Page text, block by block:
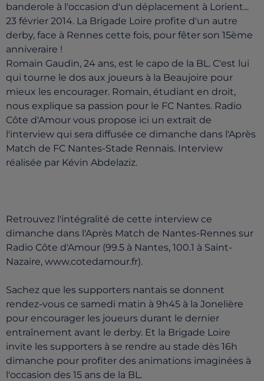
banderole à l'occasion d'un déplacement à Lorient...
23 février 2014. La Brigade Loire profite d'un autre
derby, face à Rennes cette fois, pour fêter son 15ème
anniveraire !
Romain Gaudin, 24 ans, est le capo de la BL. C'est lui
qui tourne le dos aux joueurs à la Beaujoire pour
mieux les encourager. Romain, étudiant en droit,
nous explique sa passion pour le FC Nantes. Radio
Côte d'Amour vous propose ici un extrait de
l'interview qui sera diffusée ce dimanche dans l'Après
Match de FC Nantes-Stade Rennais. Interview
réalisée par Kévin Abdelaziz.
Retrouvez l'intégralité de cette interview ce
dimanche dans l'Après Match de Nantes-Rennes sur
Radio Côte d'Amour (99.5 à Nantes, 100.1 à Saint-
Nazaire, www.cotedamour.fr).
Sachez que les supporters nantais se donnent
rendez-vous ce samedi matin à 9h45 à la Jonelière
pour encourager les joueurs durant le dernier
entraînement avant le derby. Et la Brigade Loire
invite les supporters à se rendre au stade dès 16h
dimanche pour profiter des animations imaginées à
l'occasion des 15 ans de la BL.